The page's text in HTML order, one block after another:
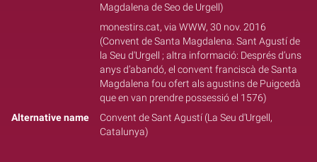
Magdalena de Seo de Urgell)
monestirs.cat, via WWW, 30 nov. 2016
(Convent de Santa Magdalena. Sant Agustí de
la Seu d'Urgell ; altra informació: Després d’uns
anys d’abandó, el convent franciscà de Santa
Magdalena fou ofert als agustins de Puigcedà
que en van prendre possessió el 1576)
Alternative name
Convent de Sant Agustí (La Seu d'Urgell,
Catalunya)